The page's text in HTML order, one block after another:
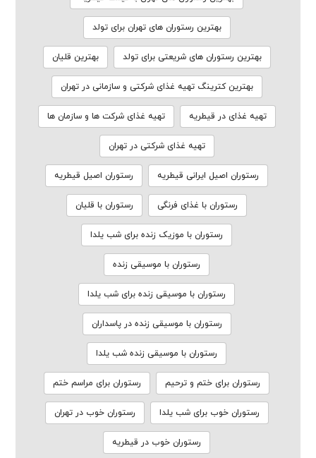
بهترین رستوران های تهران برای تولد
بهترین رستوران های شریعتی برای تولد بهترین قلیان
بهترین کترینگ تهیه غذای شرکتی و سازمانی در تهران
تهیه غذای در قیطریه تهیه غذای شرکت ها و سازمان ها
تهیه غذای شرکتی در تهران
رستوران اصیل ایرانی قیطریه رستوران اصیل قیطریه
رستوران با غذای فرنگی رستوران با قلیان
رستوران با موزیک زنده برای شب یلدا
رستوران با موسیقی زنده
رستوران با موسیقی زنده برای شب یلدا
رستوران با موسیقی زنده در پاسداران
رستوران با موسیقی زنده شب یلدا
رستوران برای ختم و ترحیم رستوران برای مراسم ختم
رستوران خوب برای شب یلدا رستوران خوب در تهران
رستوران خوب در قیطریه